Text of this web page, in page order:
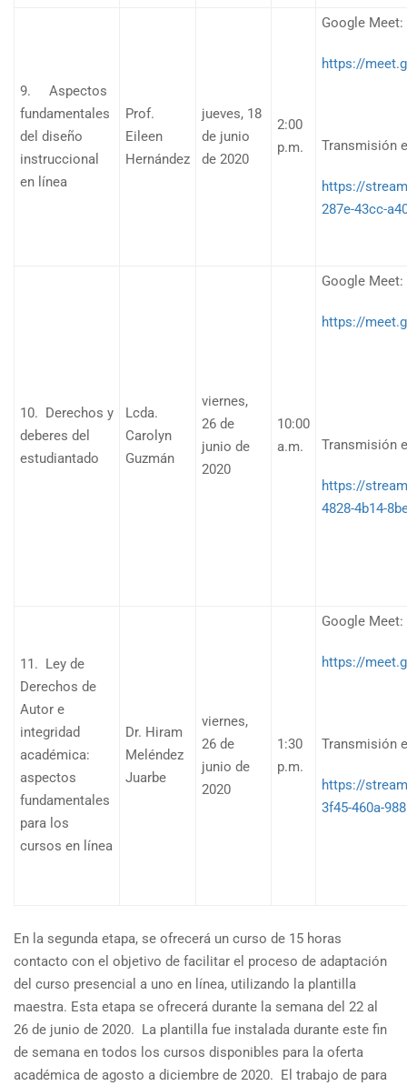
9. Aspectos
fundamentales
del diseño
instruccional
en línea
Prof.
Eileen
Hernández
jueves, 18
de junio
de 2020
2:00
p.m.
Google Meet:
https://
Transmisión
https://
287e-43cc-
10. Derechos y
deberes del
estudiantado
Lcda.
Carolyn
Guzmán
viernes,
26 de
junio de
2020
10:00
a.m.
Google Meet:
https://
Transmisión
https://
4828-4b14-
11. Ley de
Derechos de
Autor e
integridad
académica:
aspectos
fundamentales
para los
cursos en línea
Dr. Hiram
Meléndez
Juarbe
viernes,
26 de
junio de
2020
1:30
p.m.
Google Meet:
https://
Transmisión
https://
3f45-460a-
En la segunda etapa, se ofrecerá un curso de 15 horas
contacto con el objetivo de facilitar el proceso de adaptación
del curso presencial a uno en línea, utilizando la plantilla
maestra. Esta etapa se ofrecerá durante la semana del 22 al
26 de junio de 2020. La plantilla fue instalada durante este fin
de semana en todos los cursos disponibles para la oferta
académica de agosto a diciembre de 2020. El trabajo de para